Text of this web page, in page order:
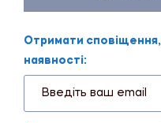
Отримати
наявності: